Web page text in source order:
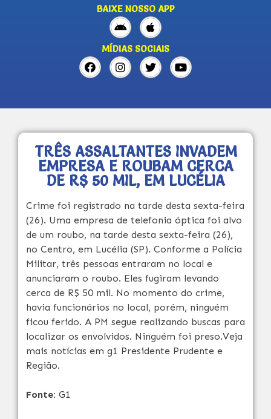
BAIXE NOSSO APP
MÍDIAS SOCIAIS
TRÊS ASSALTANTES INVADEM
EMPRESA E ROUBAM CERCA
DE R$ 50 MIL, EM LUCÉLIA
Crime foi registrado na tarde desta sexta-feira
(26). Uma empresa de telefonia óptica foi alvo
de um roubo, na tarde desta sexta-feira (26),
no Centro, em Lucélia (SP). Conforme a Polícia
Militar, três pessoas entraram no local e
anunciaram o roubo. Eles fugiram levando
cerca de R$ 50 mil. No momento do crime,
havia funcionários no local, porém, ninguém
ficou ferido. A PM segue realizando buscas para
localizar os envolvidos. Ninguém foi preso.Veja
mais notícias em g1 Presidente Prudente e
Região.
Fonte: G1